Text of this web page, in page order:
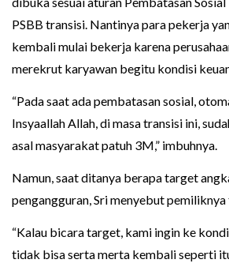
PSBB transisi. Nantinya para pekerja
kembali mulai bekerja karena
merekrut karyawan begitu kondisi
“Pada saat ada pembatasan sosial,
Insyaallah Allah, di masa transisi ini,
asal masyarakat patuh 3M,” imbuhnya.
Namun, saat ditanya berapa target
pengangguran, Sri menyebut
“Kalau bicara target, kami ingin ke
tidak bisa serta merta kembali seperti